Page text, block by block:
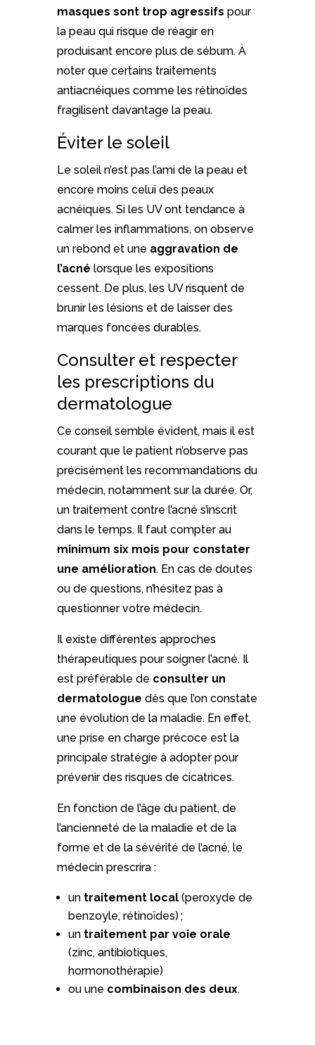
masques sont trop agressifs pour
la peau qui risque de réagir en
produisant encore plus de sébum. À
noter que certains traitements
antiacnéiques comme les rétinoïdes
fragilisent davantage la peau.
Éviter le soleil
Le soleil n’est pas l’ami de la peau et
encore moins celui des peaux
acnéiques. Si les UV ont tendance à
calmer les inflammations, on observe
un rebond et une aggravation de
l’acné lorsque les expositions
cessent. De plus, les UV risquent de
brunir les lésions et de laisser des
marques foncées durables.
Consulter et respecter
les prescriptions du
dermatologue
Ce conseil semble évident, mais il est
courant que le patient n’observe pas
précisément les recommandations du
médecin, notamment sur la durée. Or,
un traitement contre l’acné s’inscrit
dans le temps. Il faut compter au
minimum six mois pour constater
une amélioration. En cas de doutes
ou de questions, n’hésitez pas à
questionner votre médecin.
Il existe différentes approches
thérapeutiques pour soigner l’acné. Il
est préférable de consulter un
dermatologue dès que l’on constate
une évolution de la maladie. En effet,
une prise en charge précoce est la
principale stratégie à adopter pour
prévenir des risques de cicatrices.
En fonction de l’âge du patient, de
l’ancienneté de la maladie et de la
forme et de la sévérité de l’acné, le
médecin prescrira :
un traitement local(peroxyde de
benzoyle, rétinoïdes) ;
un traitement par voie orale
(zinc, antibiotiques,
hormonothérapie)
ou une combinaison des deux.